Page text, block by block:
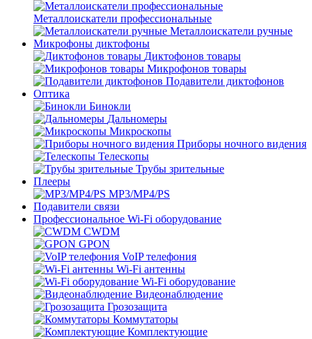
Металлоискатели профессиональные
Металлоискатели ручные
Микрофоны диктофоны
Диктофонов товары
Микрофонов товары
Подавители диктофонов
Оптика
Бинокли
Дальномеры
Микроскопы
Приборы ночного видения
Телескопы
Трубы зрительные
Плееры
MP3/MP4/PS
Подавители связи
Профессиональное Wi-Fi оборудование
CWDM
GPON
VoIP телефония
Wi-Fi антенны
Wi-Fi оборудование
Видеонаблюдение
Грозозащита
Коммутаторы
Комплектующие